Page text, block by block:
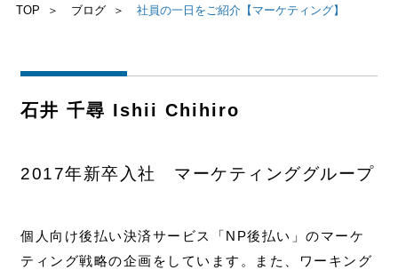
TOP ブログ 社員の一日をご紹介【マーケティング】
石井 千尋 Ishii Chihiro
2017年新卒入社 マーケティンググループ
個人向け後払い決済サービス「NP後払い」のマーケ
ティング戦略の企画をしています。
また、ワーキング